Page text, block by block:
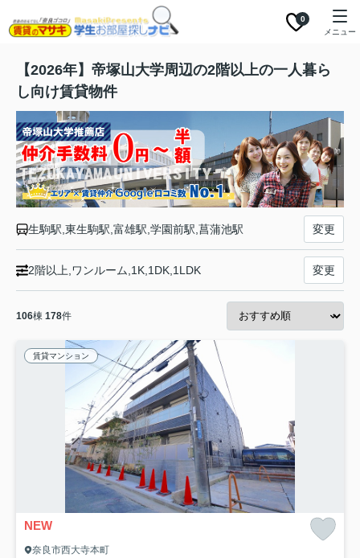
0
メニュー
【2026年】帝塚山大学周辺の2階以上の一人暮ら
し向け賃貸物件
生駒駅,東生駒駅,富雄駅,学園前駅,菖蒲池駅 変更
2階以上,ワンルーム,1K,1DK,1LDK 変更
106棟 178件
賃貸マンション
NEW
奈良市西大寺本町